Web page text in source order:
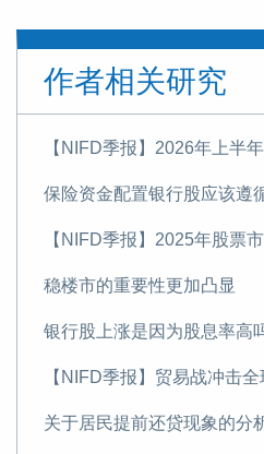
作者相关研究
【NIFD季报】2026年上半
保险资金配置银行股应该遵
【NIFD季报】2025年股票
稳楼市的重要性更加凸显
银行股上涨是因为股息率高
关于居民提前还贷现象的分